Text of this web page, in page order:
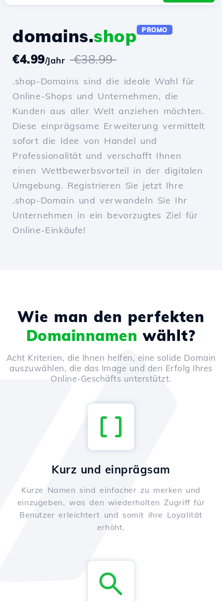
domains.shop PROMO
€4.99/Jahr €38.99
.shop-Domains sind die ideale Wahl für
Online-Shops und Unternehmen, die
Kunden aus aller Welt anziehen möchten.
Diese einprägsame Erweiterung vermittelt
sofort die Idee von Handel und
Professionalität und verschafft Ihnen
einen Wettbewerbsvorteil in der digitalen
Umgebung. Registrieren Sie jetzt Ihre
.shop-Domain und verwandeln Sie Ihr
Unternehmen in ein bevorzugtes Ziel für
Online-Einkäufe!
Wie man den perfekten
Domainnamen wählt?
Acht Kriterien, die Ihnen helfen, eine solide Domain
auszuwählen, die das Image und den Erfolg Ihres
Online-Geschäfts unterstützt.
Kurz und einprägsam
Kurze Namen sind einfacher zu merken und
einzugeben, was den wiederholten Zugriff für
Benutzer erleichtert und somit ihre Loyalität
erhöht.